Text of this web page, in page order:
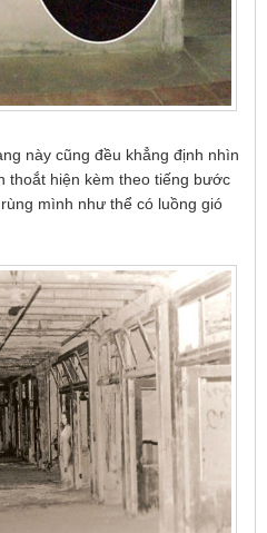
này cũng đều khẳng định nhìn
thoắt hiện kèm theo tiếng bước
mình như thể có luồng gió